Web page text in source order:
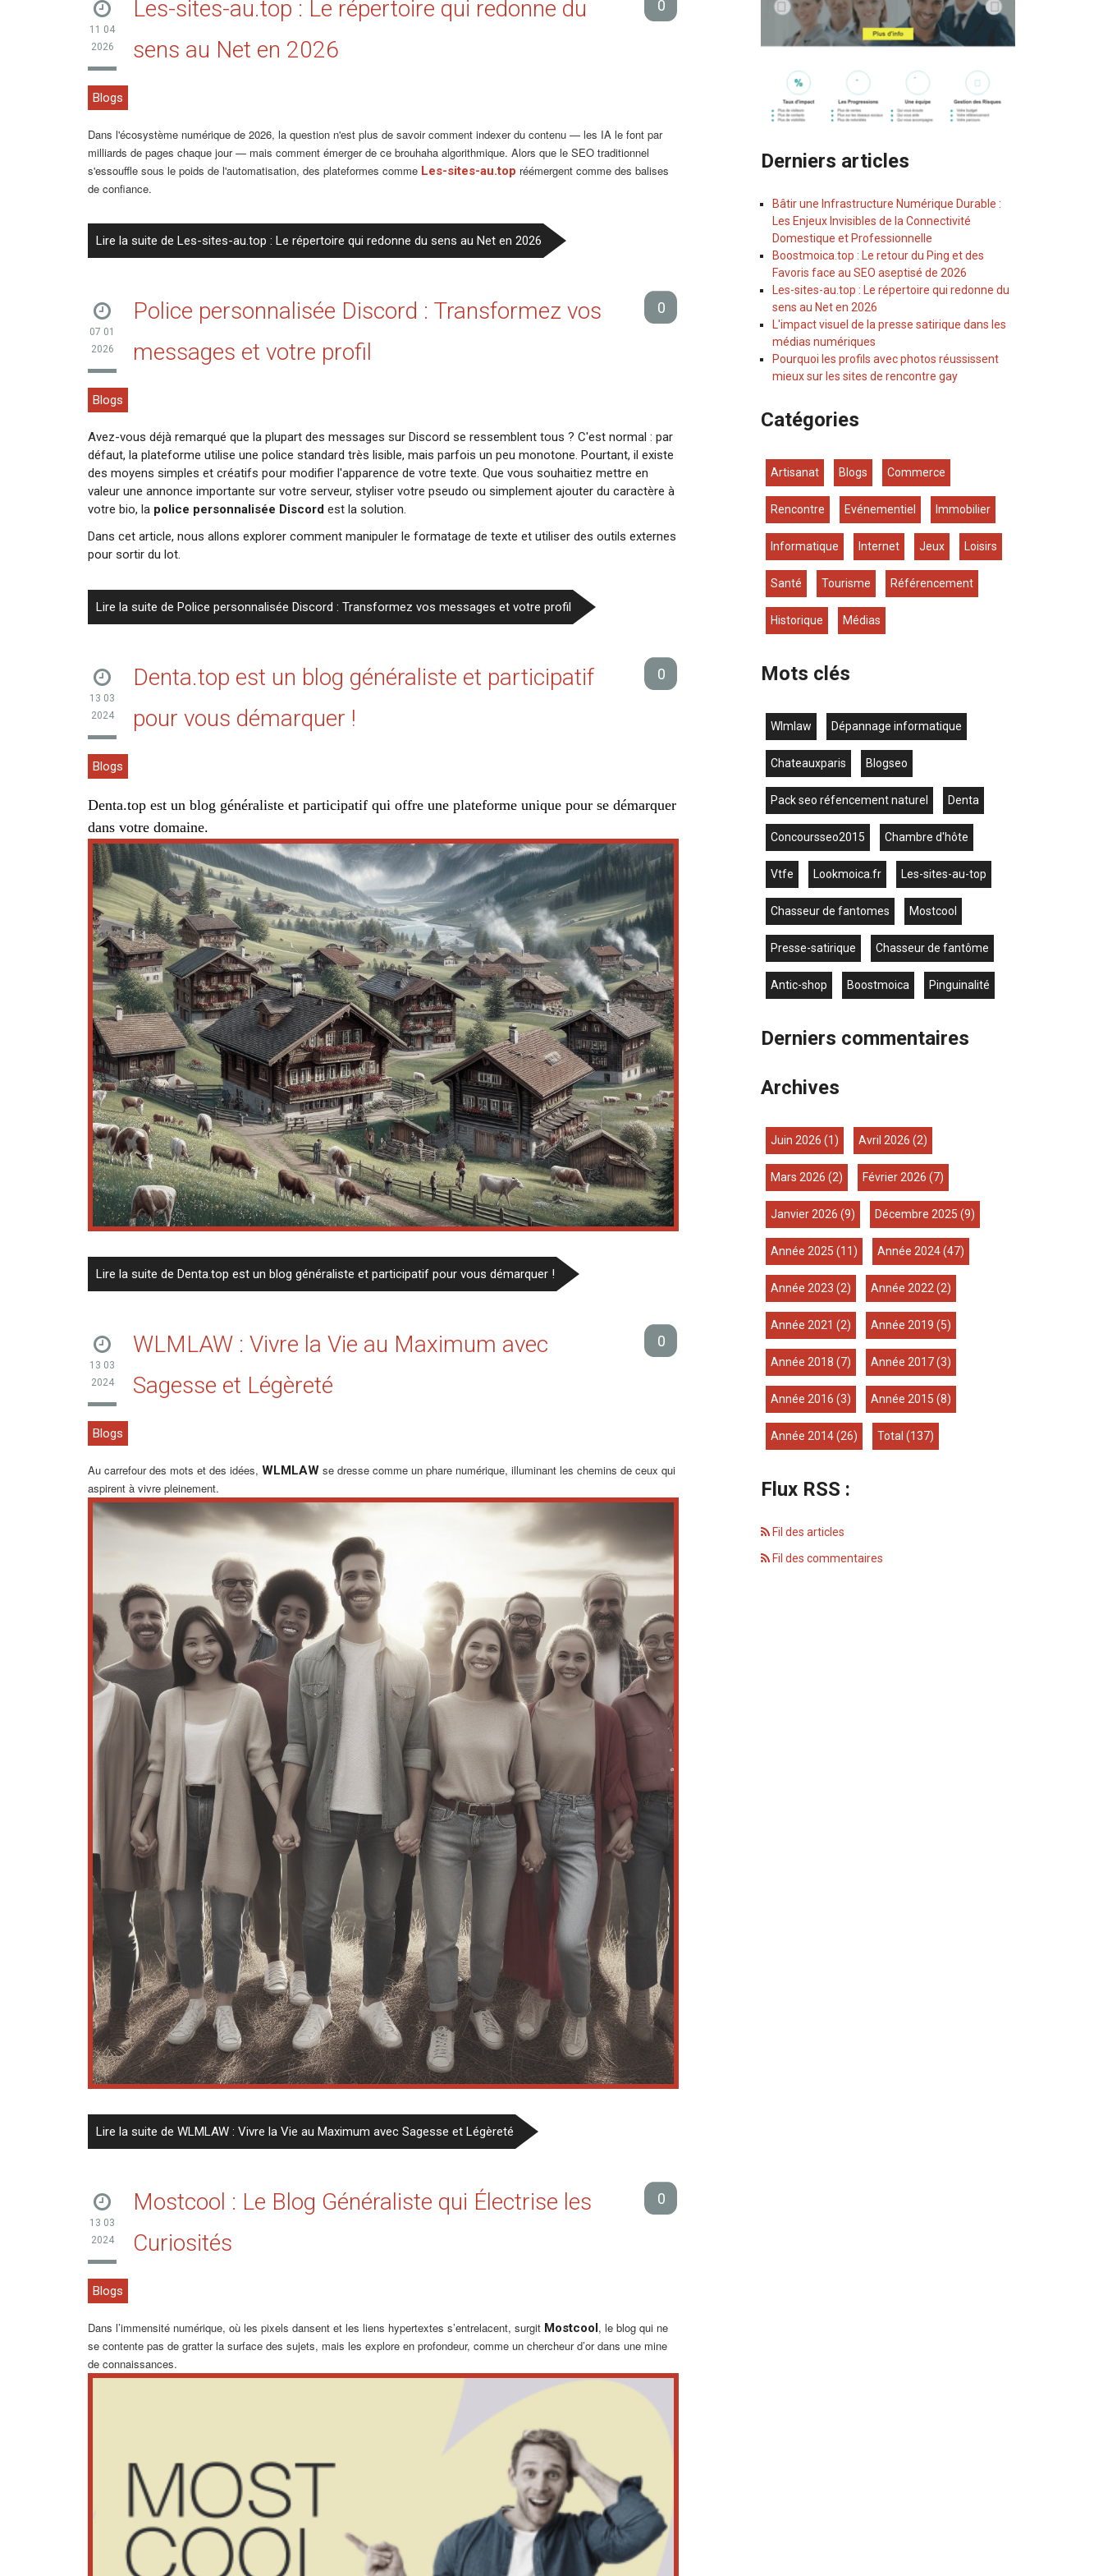
11 04
2026
Les-sites-au.top : Le répertoire qui redonne du
sens au Net en 2026
0
Blogs
Dans l'écosystème numérique de 2026, la question n'est plus de savoir comment indexer du contenu — les IA le font par
milliards de pages chaque jour — mais comment émerger de ce brouhaha algorithmique. Alors que le SEO traditionnel
s'essouffle sous le poids de l'automatisation, des plateformes comme Les-sites-au.top réémergent comme des balises
de confiance.
Lire la suite de Les-sites-au.top : Le répertoire qui redonne du sens au Net en 2026
07 01
2026
Police personnalisée Discord : Transformez vos
messages et votre profil
0
Blogs
Avez-vous déjà remarqué que la plupart des messages sur Discord se ressemblent tous ? C'est normal : par
défaut, la plateforme utilise une police standard très lisible, mais parfois un peu monotone. Pourtant, il existe
des moyens simples et créatifs pour modifier l'apparence de votre texte. Que vous souhaitiez mettre en
valeur une annonce importante sur votre serveur, styliser votre pseudo ou simplement ajouter du caractère à
votre bio, la police personnalisée Discord est la solution.
Dans cet article, nous allons explorer comment manipuler le formatage de texte et utiliser des outils externes
pour sortir du lot.
Lire la suite de Police personnalisée Discord : Transformez vos messages et votre profil
13 03
2024
Denta.top est un blog généraliste et participatif
pour vous démarquer !
0
Blogs
Denta.top est un blog généraliste et participatif qui offre une plateforme unique pour se démarquer
dans votre domaine.
Lire la suite de Denta.top est un blog généraliste et participatif pour vous démarquer !
13 03
2024
WLMLAW : Vivre la Vie au Maximum avec
Sagesse et Légèreté
0
Blogs
Au carrefour des mots et des idées, WLMLAW se dresse comme un phare numérique, illuminant les chemins de ceux qui
aspirent à vivre pleinement.
Lire la suite de WLMLAW : Vivre la Vie au Maximum avec Sagesse et Légèreté
13 03
2024
Mostcool : Le Blog Généraliste qui Électrise les
Curiosités
0
Blogs
Dans l’immensité numérique, où les pixels dansent et les liens hypertextes s’entrelacent, surgit Mostcool, le blog qui ne
se contente pas de gratter la surface des sujets, mais les explore en profondeur, comme un chercheur d’or dans une mine
de connaissances.
Derniers articles
Bâtir une Infrastructure Numérique Durable :
Les Enjeux Invisibles de la Connectivité
Domestique et Professionnelle
Boostmoica.top : Le retour du Ping et des
Favoris face au SEO aseptisé de 2026
Les-sites-au.top : Le répertoire qui redonne du
sens au Net en 2026
L'impact visuel de la presse satirique dans les
médias numériques
Pourquoi les profils avec photos réussissent
mieux sur les sites de rencontre gay
Catégories
Artisanat Blogs Commerce
Rencontre Evénementiel Immobilier
Informatique Internet Jeux Loisirs
Santé Tourisme Référencement
Historique Médias
Mots clés
wlmlaw dépannage informatique
chateauxparis blogseo
pack seo réfencement naturel denta
concoursseo2015 chambre d'hôte
vtfe lookmoica.fr les-sites-au-top
chasseur de fantomes mostcool
presse-satirique chasseur de fantôme
antic-shop boostmoica Pinguinalité
Derniers commentaires
Archives
juin 2026 (1) avril 2026 (2)
mars 2026 (2) février 2026 (7)
janvier 2026 (9) décembre 2025 (9)
année 2025 (11) année 2024(47)
année 2023 (2) année 2022 (2)
année 2021 (2) année 2019 (5)
année 2018 (7) année 2017(3)
année 2016 (3) année 2015 (8)
année 2014(26) total (137)
Flux RSS :
Fil des articles
Fil des commentaires